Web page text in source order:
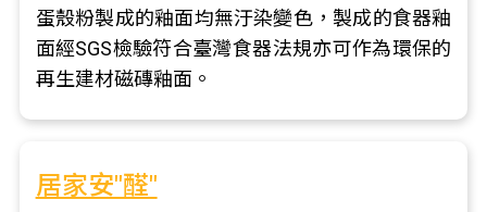
蛋殼粉製成的釉面均無汙染變色，製成的食器釉
面經SGS檢驗符合臺灣食器法規亦可作為環保的
再生建材磁磚釉面。
居家安"醛"